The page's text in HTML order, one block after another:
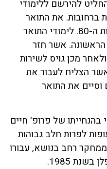
להירשם ללימודי
ברחובות. את התואר
הראשון התחיל בתחילת שנות ה-80. לימודי התואר
הראשונה. אשר חזר
מכן גויס לשירות
הצליח לעבור את
וסיים את התואר
של פרופ' חיים
לפרות חלב גבוהות
רחב בנושא, עבורו
1985.